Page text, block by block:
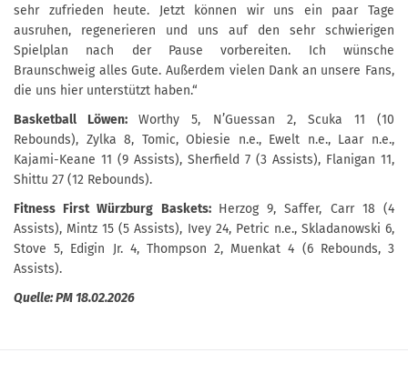
sehr zufrieden heute. Jetzt können wir uns ein paar Tage
ausruhen, regenerieren und uns auf den sehr schwierigen
Spielplan nach der Pause vorbereiten. Ich wünsche
Braunschweig alles Gute. Außerdem vielen Dank an unsere Fans,
die uns hier unterstützt haben.“
Basketball Löwen:Worthy 5, N’Guessan 2, Scuka 11 (10
Rebounds), Zylka 8, Tomic, Obiesie n.e., Ewelt n.e., Laar n.e.,
Kajami-Keane 11 (9 Assists), Sherfield 7 (3 Assists), Flanigan 11,
Shittu 27 (12 Rebounds).
Fitness First Würzburg Baskets: Herzog 9, Saffer, Carr 18 (4
Assists), Mintz 15 (5 Assists), Ivey 24, Petric n.e., Skladanowski 6,
Stove 5, Edigin Jr. 4, Thompson 2, Muenkat 4 (6 Rebounds, 3
Assists).
Quelle: PM 18.02.2026